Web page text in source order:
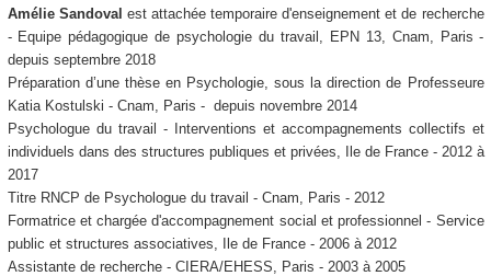
Amélie Sandoval est attachée temporaire d'enseignement et de recherche
- Equipe pédagogique de psychologie du travail, EPN 13, Cnam, Paris -
depuis septembre 2018
Préparation d’une thèse en Psychologie, sous la direction de Professeure
Katia Kostulski - Cnam, Paris - depuis novembre 2014
Psychologue du travail - Interventions et accompagnements collectifs et
individuels dans des structures publiques et privées, Ile de France - 2012 à
2017
Titre RNCP de Psychologue du travail - Cnam, Paris - 2012
Formatrice et chargée d'accompagnement social et professionnel - Service
public et structures associatives, Ile de France - 2006 à 2012
Assistante de recherche - CIERA/EHESS, Paris - 2003 à 2005